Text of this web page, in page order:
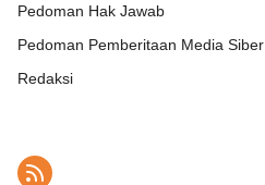
Pedoman Hak Jawab
Pedoman Pemberitaan Media Siber
Redaksi